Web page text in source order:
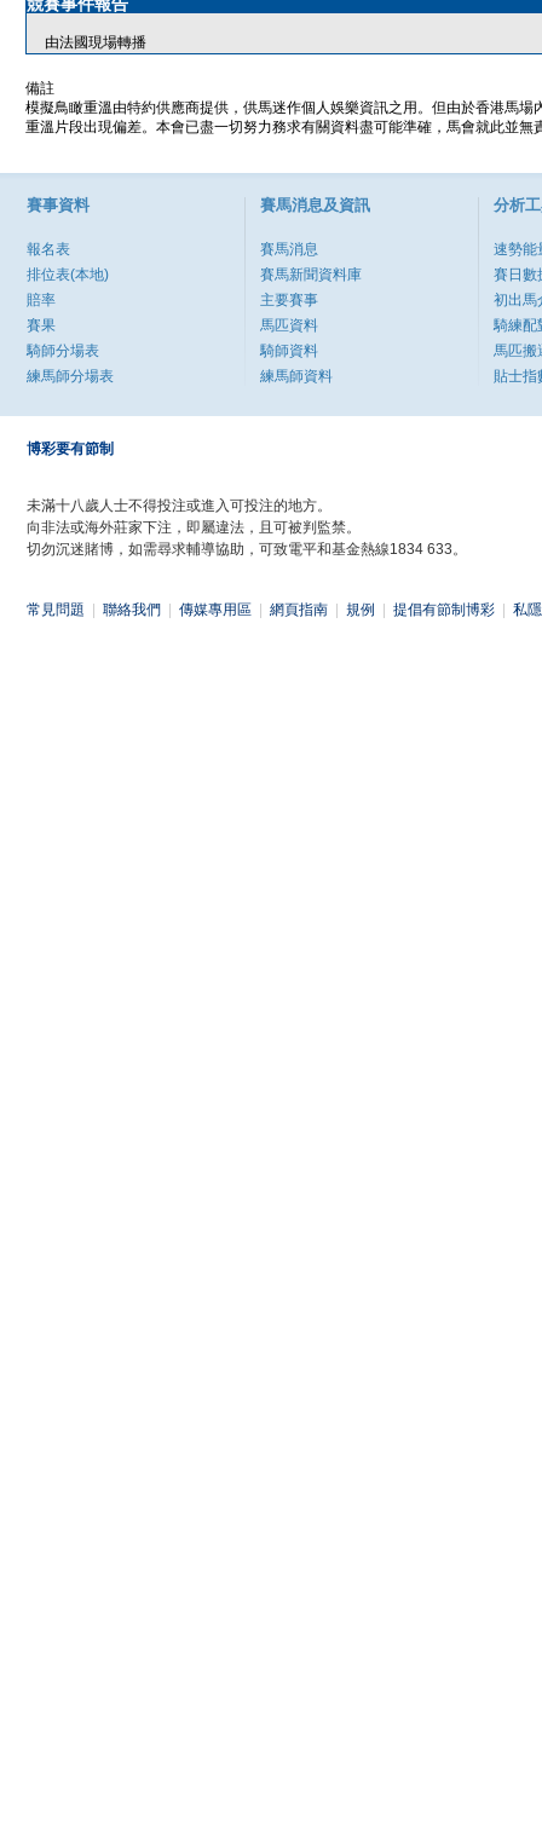
由法國現場轉播
備註
模擬鳥瞰重溫由特約供應商提供，供馬迷作個人娛樂資訊之用。但由於香港馬
重溫片段出現偏差。本會已盡一切努力務求有關資料盡可能準確，馬會就此並
賽事資料
報名表
排位表(本地)
賠率
賽果
騎師分場表
練馬師分場表
賽馬消息及資訊
賽馬消息
賽馬新聞資料庫
主要賽事
馬匹資料
騎師資料
練馬師資料
分析
速勢能
賽日數
初出馬
騎練配
馬匹搬
貼士指
博彩要有節制
未滿十八歲人士不得投注或進入可投注的地方。
向非法或海外莊家下注，即屬違法，且可被判監禁。
切勿沉迷賭博，如需尋求輔導協助，可致電平和基金熱線1834 633。
常見問題 聯絡我們 傳媒專用區 網頁指南 規例 提倡有節制博彩 私